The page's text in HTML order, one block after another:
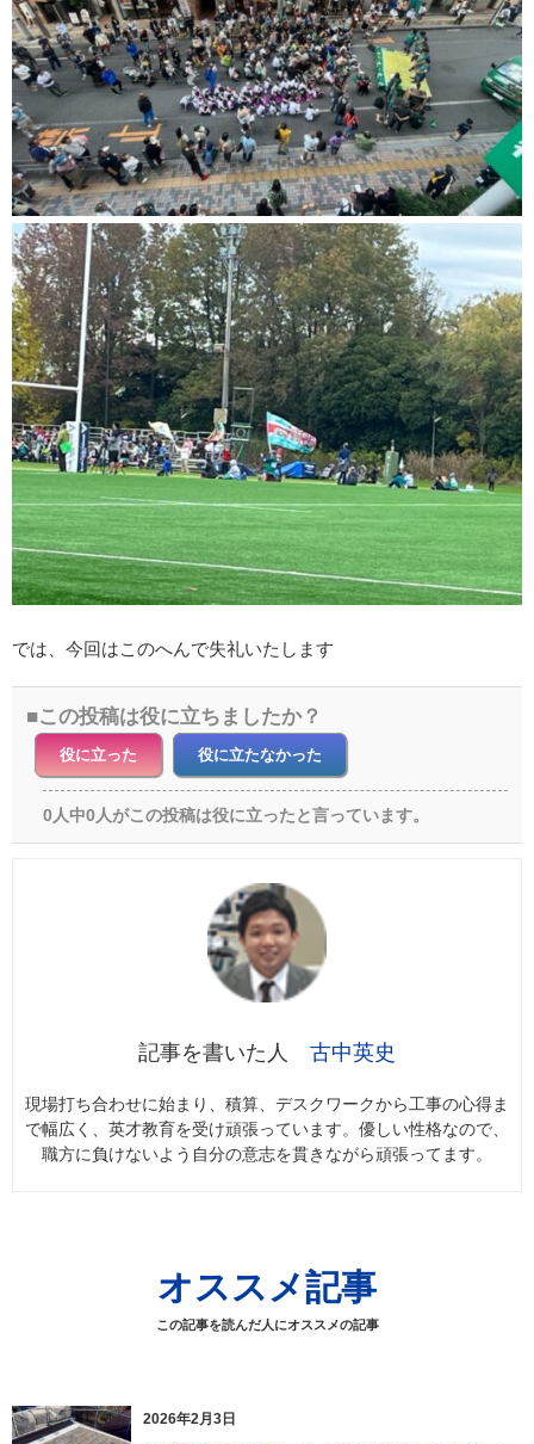
では、今回はこのへんで失礼いたします
この投稿は役に立ちましたか？
役に立った 役に立たなかった
0人中0人がこの投稿は役に立ったと言っています。
古中英史
現場打ち合わせに始まり、積算、デスクワークから工事の心得ま
で幅広く、英才教育を受け頑張っています。優しい性格なので、
職方に負けないよう自分の意志を貫きながら頑張ってます。
オススメ記事
この記事を読んだ人にオススメの記事
2026年2月3日